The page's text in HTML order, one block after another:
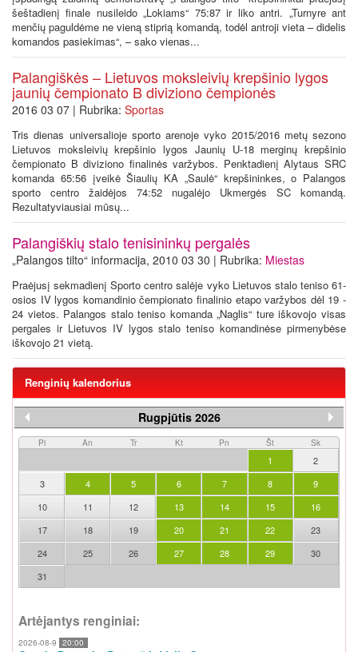
šeštadienį finale nusileido „Lokiams“ 75:87 ir liko antri. „Turnyre ant
menčių paguldėme ne vieną stiprią komandą, todėl antroji vieta – didelis
komandos pasiekimas“, – sako vienas...
Palangiškės – Lietuvos moksleivių krepšinio lygos
jaunių čempionato B diviziono čempionės
2016 03 07 | Rubrika: Sportas
Tris dienas universalioje sporto arenoje vyko 2015/2016 metų sezono
Lietuvos moksleivių krepšinio lygos Jaunių U-18 merginų krepšinio
čempionato B diviziono finalinės varžybos. Penktadienį Alytaus SRC
komanda 65:56 įveikė Šiaulių KA „Saulė“ krepšininkes, o Palangos
sporto centro žaidėjos 74:52 nugalėjo Ukmergės SC komandą.
Rezultatyviausiai mūsų...
Palangiškių stalo tenisininkų pergalės
„Palangos tilto“ informacija, 2010 03 30 | Rubrika: Miestas
Praėjusį sekmadienį Sporto centro salėje vyko Lietuvos stalo teniso 61-
osios IV lygos komandinio čempionato finalinio etapo varžybos dėl 19 -
24 vietos. Palangos stalo teniso komanda „Naglis“ ture iškovojo visas
pergales ir Lietuvos IV lygos stalo teniso komandinėse pirmenybėse
iškovojo 21 vietą.
Renginių kalendorius
Rugpjūtis 2026
Pi An Tr Kt Pn Št Sk
1
2
3
4 5 6 7 8
9
10
11 12 13 14 15
16
17
18 19 20 21 22
23
24
25 26 27 28 29
30
31
Artėjantys renginiai:
2026-08-9 20:00